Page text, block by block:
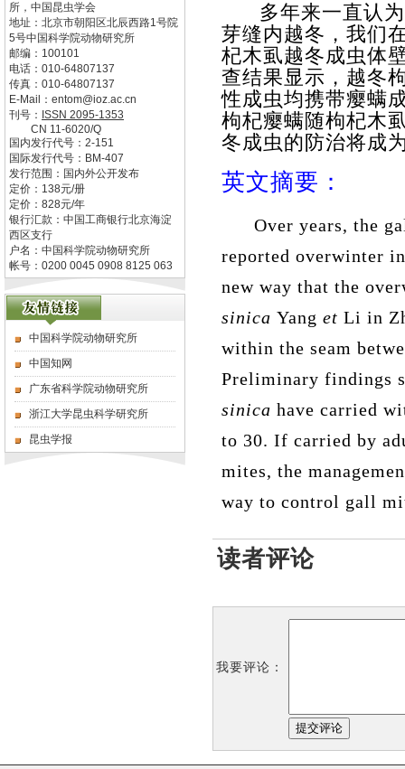
所，中国昆虫学会
地址： 北京市朝阳区北辰西路1号院
5号中国科学院动物研究所
邮编： 100101
电话： 010-64807137
传真： 010-64807137
E-Mail： entom@ioz.ac.cn
刊号： ISSN 2095-1353
CN 11-6020/Q
国内发行代号： 2-151
国际发行代号： BM-407
发行范围：国内外公开发布
定价： 138元/册
定价： 828元/年
银行汇款：中国工商银行北京海淀
西区支行
户名：中国科学院动物研究所
帐号：0200 0045 0908 8125 063
中国科学院动物研究所
中国知网
广东省科学院动物研究所
浙江大学昆虫科学研究所
昆虫学报
多年来一直认为
芽缝内越冬，我们
杞木虱越冬成虫体
查结果显示，越冬
性成虫均携带瘿螨
枸杞瘿螨随枸杞木
冬成虫的防治将成
英文摘要：
Over years, the
reported overwinter
new way that the
sinica Yang et Li in
within the seam
Preliminary findings
sinica have carried
to 30. If carried by
mites, the
way to control gall
读者评论
我要评论：